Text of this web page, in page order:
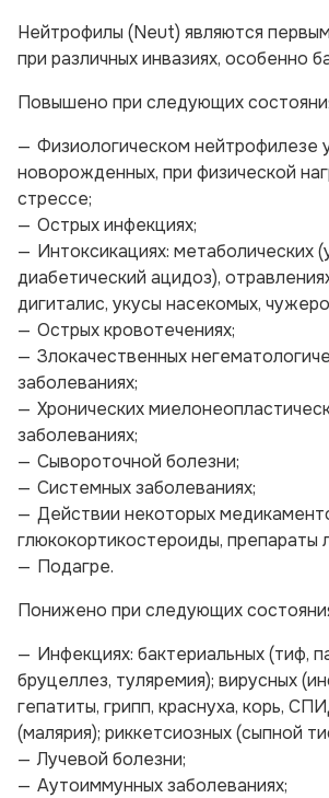
Нейтрофилы (Neut) являются
при различных инвазиях, особенно
Повышено при следующих
Физиологическом нейтрофилезе
новорожденных, при физической
стрессе;
Острых инфекциях;
Интоксикациях: метаболических
диабетический ацидоз),
дигиталис, укусы насекомых,
Острых кровотечениях;
Злокачественных
заболеваниях;
Хронических
заболеваниях;
Сывороточной болезни;
Системных заболеваниях;
Действии некоторых
глюкокортикостероиды, препараты
Подагре.
Понижено при следующих
Инфекциях: бактериальных (тиф,
бруцеллез, туляремия); вирусных
гепатиты, грипп, краснуха, корь,
(малярия); риккетсиозных (сыпной
Лучевой болезни;
Аутоиммунных заболеваниях;